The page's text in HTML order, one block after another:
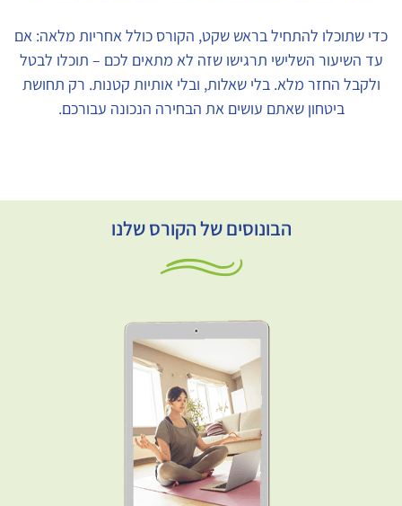
כדי שתוכלו להתחיל בראש שקט, הקורס כולל אחריות מלאה: אם
עד השיעור השלישי תרגישו שזה לא מתאים לכם – תוכלו לבטל
ולקבל החזר מלא. בלי שאלות, ובלי אותיות קטנות. רק תחושת
ביטחון שאתם עושים את הבחירה הנכונה עבורכם.
הבונוסים של הקורס שלנו